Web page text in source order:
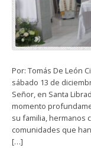
Por: Tomás De León
sábado 13 de
Señor, en Santa
momento
su familia, hermanos
comunidades que
[…]